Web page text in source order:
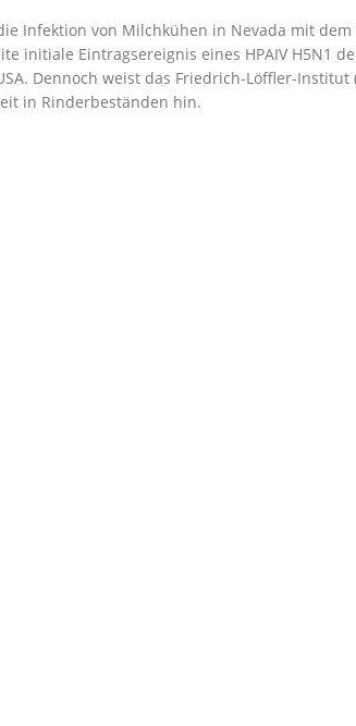
Infektion von Milchkühen in Nevada mit
initiale Eintragsereignis eines HPAIV H5N1
Dennoch weist das Friedrich-Löffler-
in Rinderbeständen hin.